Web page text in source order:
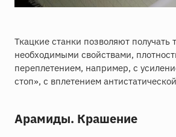
Ткацкие станки позволяют получать
необходимыми свойствами,
переплетением, например, с
стоп», с вплетением
Арамиды. Крашение